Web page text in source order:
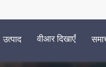
उत्पाद वीआर दिखाएँ